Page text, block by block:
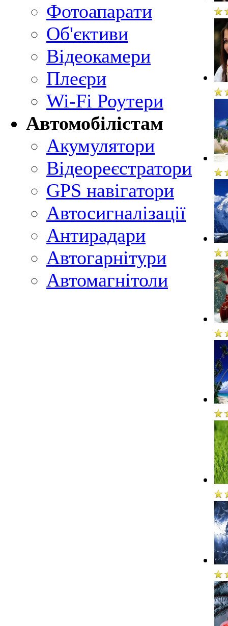
Фотоапарати
Об'єктиви
Відеокамери
Плеєри
Wi-Fi Роутери
Автомобілістам
Акумулятори
Відеореєстратори
GPS навігатори
Автосигналізації
Антирадари
Автогарнітури
Автомагнітоли